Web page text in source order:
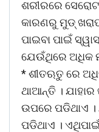
ଶରୀରରେ
କାରଣରୁ ମୁଡ୍
ପାଇବା ପାଇଁ
ଯେଉଁଥିରେ ଅଧିକ
* ଶୀତଋତୁ ରେ
ଥାଆନ୍ତି ।
ଉପରେ ପଡିଥାଏ ।
ପଡିଥାଏ ।